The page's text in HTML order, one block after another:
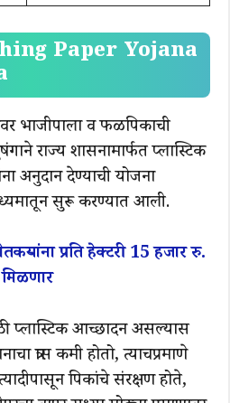
Paper Yojana
भाजीपाला व फळपिकाची
राज्य शासनामार्फत प्लास्टिक
अनुदान देण्याची योजना
सुरू करण्यात आली.
प्रति हेक्टरी 15 हजार रु.
मिळणार
प्लास्टिक आच्छादन असल्यास
त्रास कमी होतो, त्याचप्रमाणे
पिकांचे संरक्षण होते,